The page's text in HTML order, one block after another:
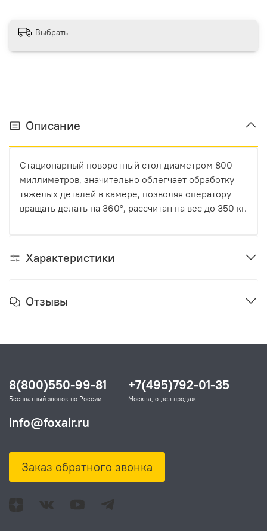
Выбрать
Описание
Стационарный поворотный стол диаметром 800
миллиметров, значительно облегчает обработку
тяжелых деталей в камере, позволяя оператору
вращать делать на 360°, рассчитан на вес до 350 кг.
Характеристики
Отзывы
8(800)550-99-81
Бесплатный звонок по России
+7(495)792-01-35
Москва, отдел продаж
info@foxair.ru
Заказ обратного звонка